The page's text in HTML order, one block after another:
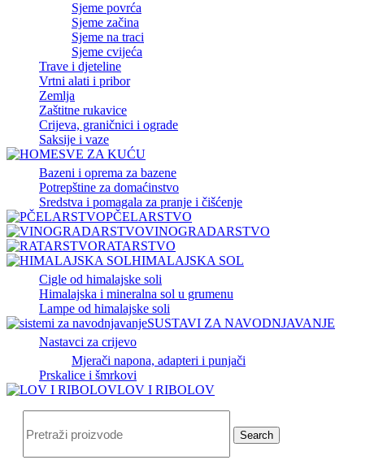
Sjeme povrća
Sjeme začina
Sjeme na traci
Sjeme cvijeća
Trave i djeteline
Vrtni alati i pribor
Zemlja
Zaštitne rukavice
Crijeva, graničnici i ograde
Saksije i vaze
SVE ZA KUĆU
Bazeni i oprema za bazene
Potrepštine za domaćinstvo
Sredstva i pomagala za pranje i čišćenje
PČELARSTVO
VINOGRADARSTVO
RATARSTVO
HIMALAJSKA SOL
Cigle od himalajske soli
Himalajska i mineralna sol u grumenu
Lampe od himalajske soli
SUSTAVI ZA NAVODNJAVANJE
Nastavci za crijevo
Mjerači napona, adapteri i punjači
Prskalice i šmrkovi
LOV I RIBOLOV
Search